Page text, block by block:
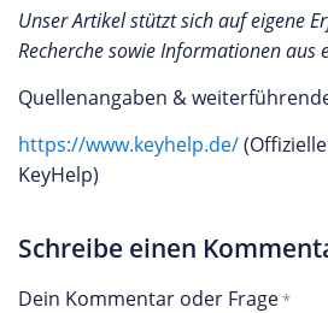
Unser Artikel stützt sich auf eigene
Recherche sowie Informationen aus
Quellenangaben &
https://www.keyhelp.de/
KeyHelp)
Schreibe einen
Dein Kommentar oder Frage